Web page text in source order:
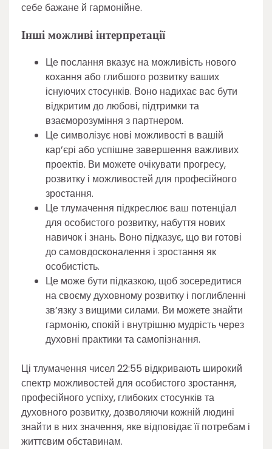
себе бажане й гармонійне.
Інші можливі інтерпретації
Це послання вказує на можливість нового
кохання або глибшого розвитку ваших
існуючих стосунків. Воно надихає вас бути
відкритим до любові, підтримки та
взаєморозуміння з партнером.
Це символізує нові можливості в вашій
кар’єрі або успішне завершення важливих
проектів. Ви можете очікувати прогресу,
розвитку і можливостей для професійного
зростання.
Це тлумачення підкреслює ваш потенціал
для особистого розвитку, набуття нових
навичок і знань. Воно підказує, що ви готові
до самовдосконалення і зростання як
особистість.
Це може бути підказкою, щоб зосередитися
на своєму духовному розвитку і поглибленні
зв’язку з вищими силами. Ви можете знайти
гармонію, спокій і внутрішню мудрість через
духовні практики та самопізнання.
Ці тлумачення чисел 22:55 відкривають широкий
спектр можливостей для особистого зростання,
професійного успіху, глибоких стосунків та
духовного розвитку, дозволяючи кожній людині
знайти в них значення, яке відповідає її потребам і
життєвим обставинам.